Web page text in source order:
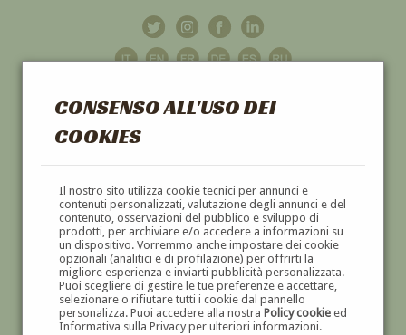
CONSENSO ALL'USO DEI
COOKIES
Il nostro sito utilizza cookie tecnici per annunci e
contenuti personalizzati, valutazione degli annunci e del
contenuto, osservazioni del pubblico e sviluppo di
prodotti, per archiviare e/o accedere a informazioni su
un dispositivo. Vorremmo anche impostare dei cookie
opzionali (analitici e di profilazione) per offrirti la
migliore esperienza e inviarti pubblicità personalizzata.
Puoi scegliere di gestire le tue preferenze e accettare,
selezionare o rifiutare tutti i cookie dal pannello
personalizza. Puoi accedere alla nostra Policy cookieed
Informativa sulla Privacy per ulteriori informazioni.
GALLERIAD'ARTE
DIPINTI E SCULTURE '800 E '900